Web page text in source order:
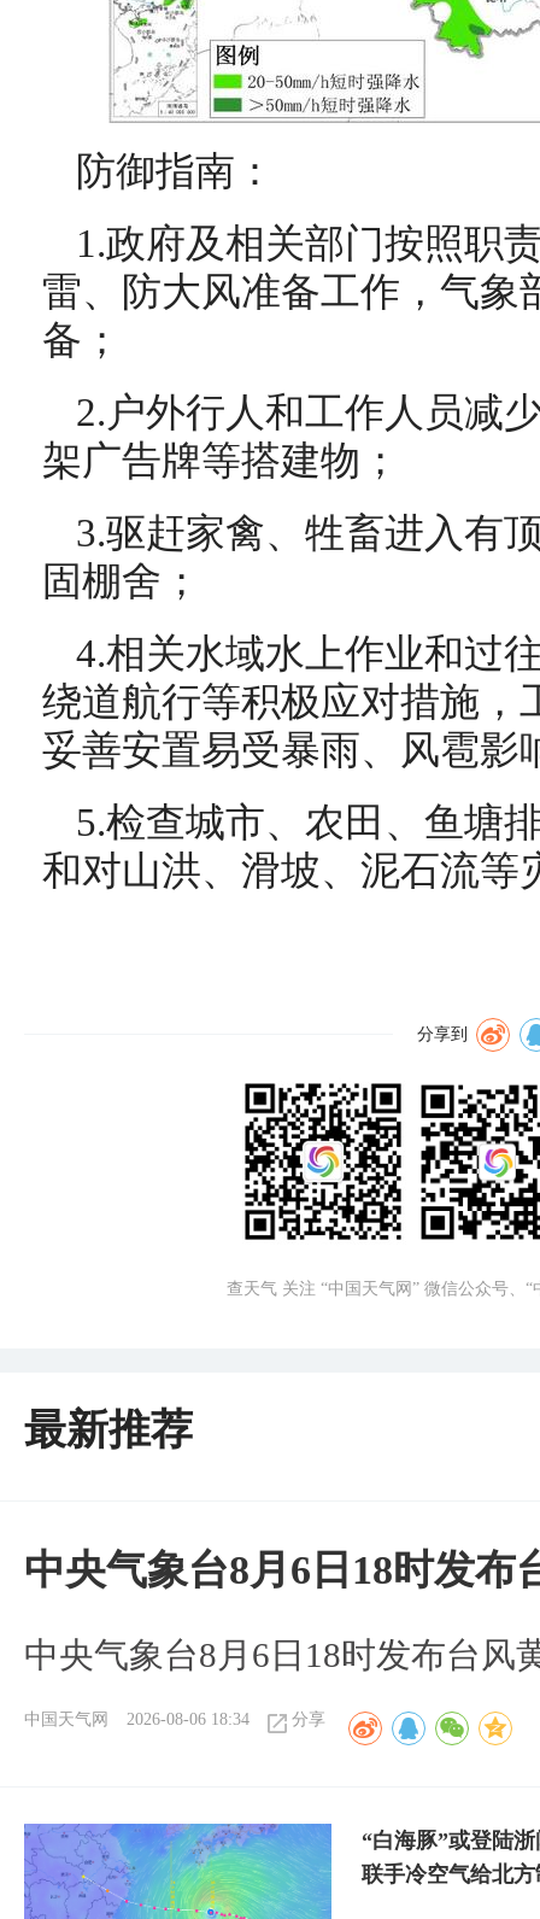
防御指南：
1.政府及相关部门按照职
雷、防大风准备工作，气象
备；
2.户外行人和工作人员减
架广告牌等搭建物；
3.驱赶家禽、牲畜进入有
固棚舍；
4.相关水域水上作业和过
绕道航行等积极应对措施，
妥善安置易受暴雨、风雹影
5.检查城市、农田、鱼塘
和对山洪、滑坡、泥石流等
分享到
查天气 关注 “中国天气网” 微信公众号、
最新推荐
中央气象台8月6日18时发布
中央气象台8月6日18时发布台风
中国天气网 2026-08-06 18:34 分享
“白海豚”或登陆
联手冷空气给北